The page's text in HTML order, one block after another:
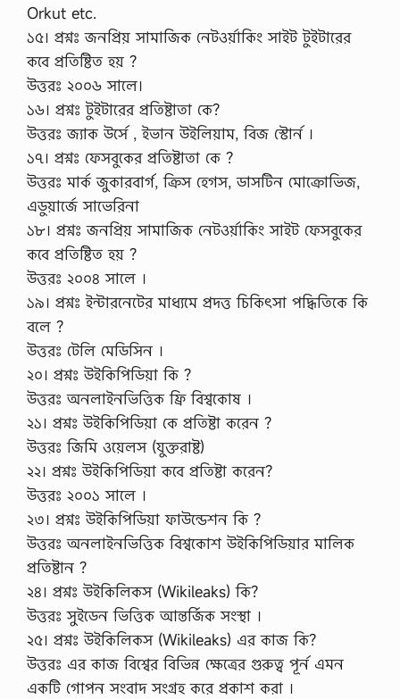
Orkut etc.
১৫। প্রশ্নঃ জনপ্রিয় সামাজিক নেটওর্য়াকিং সাইট টুইটারের
কবে প্রতিষ্টিত হয় ?
উত্তরঃ ২০০৬ সালে।
১৬। প্রশ্নঃ টুইটারের প্রতিষ্টাতা কে?
উত্তরঃ জ্যাক উর্সে , ইভান উইলিয়াম, বিজ স্টোর্ন ।
১৭। প্রশ্নঃ ফেসবুকের প্রতিষ্টাতা কে ?
উত্তরঃ মার্ক জুকারবার্গ, ক্রিস হেগস, ডাসটিন মোক্রোভিজ,
এডুয়ার্জে সাভেরিনা
১৮। প্রশ্নঃ জনপ্রিয় সামাজিক নেটওর্য়াকিং সাইট ফেসবুকের
কবে প্রতিষ্টিত হয় ?
উত্তরঃ ২০০৪ সালে ।
১৯। প্রশ্নঃ ইন্টারনেটের মাধ্যমে প্রদত্ত চিকিৎসা পদ্ধিতিকে কি
বলে ?
উত্তরঃ টেলি মেডিসিন ।
২০। প্রশ্নঃ উইকিপিডিয়া কি ?
উত্তরঃ অনলাইনভিত্তিক ফ্রি বিশ্বকোষ ।
২১। প্রশ্নঃ উইকিপিডিয়া কে প্রতিষ্টা করেন ?
উত্তরঃ জিমি ওয়েলস (যুক্তরাষ্ট)
২২। প্রশ্নঃ উইকিপিডিয়া কবে প্রতিষ্টা করেন?
উত্তরঃ ২০০১ সালে ।
২৩। প্রশ্নঃ উইকিপিডিয়া ফাউন্ডেশন কি ?
উত্তরঃ অনলাইনভিত্তিক বিশ্বকোশ উইকিপিডিয়ার মালিক
প্রতিষ্টান ?
২৪। প্রশ্নঃ উইকিলিকস (Wikileaks) কি?
উত্তরঃ সুইডেন ভিত্তিক আন্তর্জিক সংস্থা ।
২৫। প্রশ্নঃ উইকিলিকস (Wikileaks) এর কাজ কি?
উত্তরঃ এর কাজ বিশ্বের বিভিন্ন ক্ষেত্রের গুরুত্ব পূর্ন এমন
একটি গোপন সংবাদ সংগ্রহ করে প্রকাশ করা ।